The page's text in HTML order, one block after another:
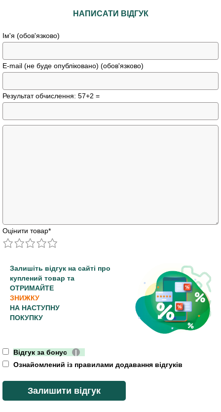
НАПИСАТИ ВІДГУК
Ім'я (обов'язково)
E-mail (не буде опубліковано) (обов'язково)
Результат обчислення: 57+2 =
Оцінити товар*
Залишіть відгук на сайті про
куплений товар та
ОТРИМАЙТЕ
ЗНИЖКУ
НА НАСТУПНУ
ПОКУПКУ
Відгук за бонус
|
Ознайомлений із правилами додавання відгуків